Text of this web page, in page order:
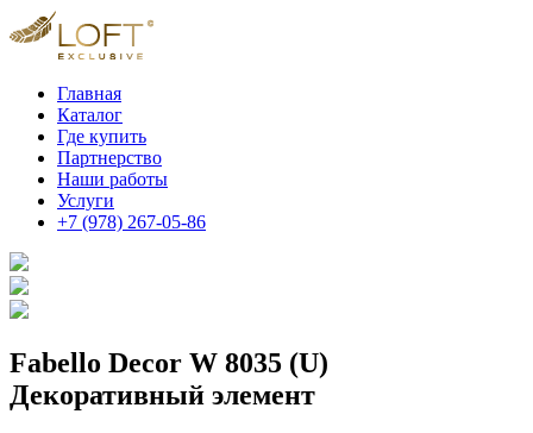
Главная
Каталог
Где купить
Партнерство
Наши работы
Услуги
+7 (978) 267-05-86
Fabello Decor W 8035 (U)
Декоративный элемент